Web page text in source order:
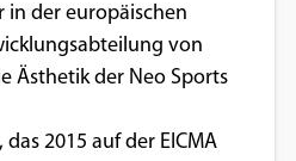
in der europäischen
von
Ästhetik der Neo Sports
2015 auf der EICMA